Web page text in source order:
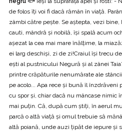
de folos îți voi fi dacă rămân în viață.
zâmbi către pește. Se aștepta, vezi bine,
cauti, mândră și nobilă, își spală acum
așezat la cea mai mare înălțime, la
ei larg deschiși, zi de zi!Craiul își trecu
ești al pustnicului Negură și al zânei
printre crăpăturile nenumărate ale
pe acolo... Apa rece și bună îl înzdrăveni
cu spor și, chiar dacă nu mâncase nimic
mai puțin. Că, după cum știți, în aerul
parcă o altă viață și omul trebuie să
altă poiană, unde auzi țipăt de iepure și